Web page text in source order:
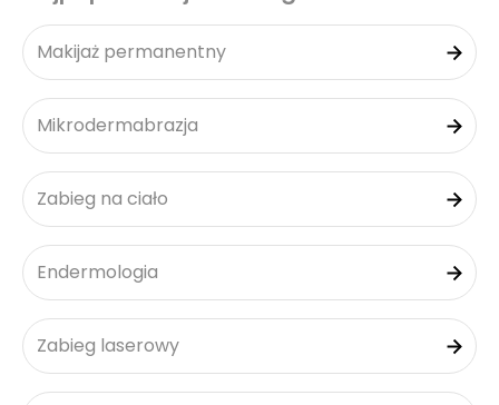
Makijaż permanentny
Mikrodermabrazja
Zabieg na ciało
Endermologia
Zabieg laserowy